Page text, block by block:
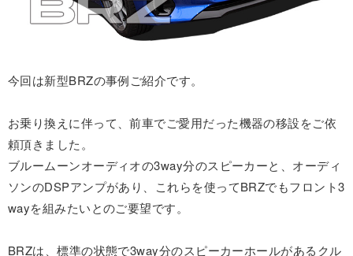
今回は新型BRZの事例ご紹介です。
お乗り換えに伴って、前車でご愛用だった機器の移設をご依
頼頂きました。
ブルームーンオーディオの3way分のスピーカーと、オーディ
ソンのDSPアンプがあり、これらを使ってBRZでもフロント3
wayを組みたいとのご要望です。
BRZは、標準の状態で3way分のスピーカーホールがあるクル